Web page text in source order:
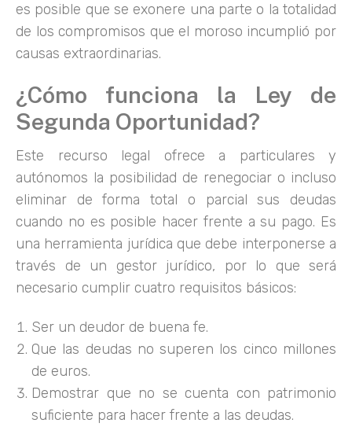
es posible que se exonere una parte o la totalidad
de los compromisos que el moroso incumplió por
causas extraordinarias.
¿Cómo funciona la Ley de
Segunda Oportunidad?
Este recurso legal ofrece a particulares y
autónomos la posibilidad de renegociar o incluso
eliminar de forma total o parcial sus deudas
cuando no es posible hacer frente a su pago. Es
una herramienta jurídica que debe interponerse a
través de un gestor jurídico, por lo que será
necesario cumplir cuatro requisitos básicos:
Ser un deudor de buena fe.
Que las deudas no superen los cinco millones
de euros.
Demostrar que no se cuenta con patrimonio
suficiente para hacer frente a las deudas.